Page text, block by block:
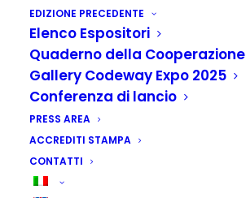
EDIZIONE PRECEDENTE
Elenco Espositori
Quaderno della Cooperazione
Gallery Codeway Expo 2025
Conferenza di lancio
PRESS AREA
ACCREDITI STAMPA
CONTATTI